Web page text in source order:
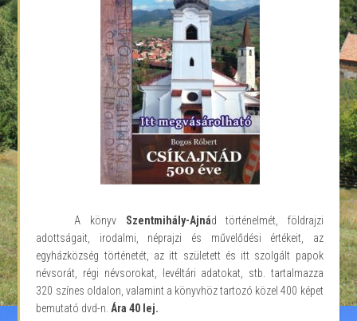
A könyv Szentmihály-Ajnád történelmét, földrajzi
adottságait, irodalmi, néprajzi és művelődési értékeit, az
egyházközség történetét, az itt született és itt szolgált papok
névsorát, régi névsorokat, levéltári adatokat, stb. tartalmazza
320 színes oldalon, valamint a könyvhöz tartozó közel 400 képet
bemutató dvd-n. Ára 40 lej.